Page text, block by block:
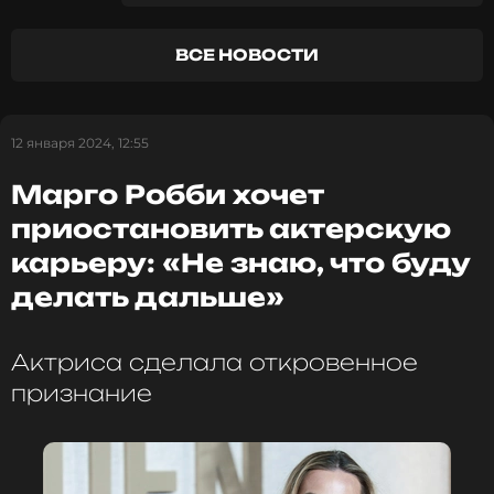
оставаться в курсе событий
ПОДПИСАТЬСЯ
ССЫЛКА
ВСЕ НОВОСТИ
12 января 2024, 12:55
Марго Робби хочет
приостановить актерскую
карьеру: «Не знаю, что буду
делать дальше»
Актриса сделала откровенное
признание